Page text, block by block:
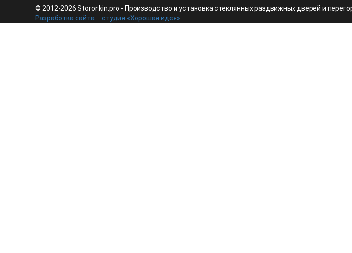
© 2012-2026 Storonkin.pro - Производство и установка стеклянных раздвижных дверей и
Разработка сайта – студия «Хорошая идея»